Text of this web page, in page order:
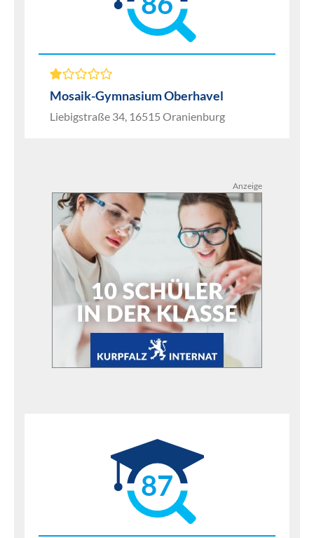
Mosaik-Gymnasium Oberhavel
Liebigstraße 34, 16515 Oranienburg
Anzeige
87